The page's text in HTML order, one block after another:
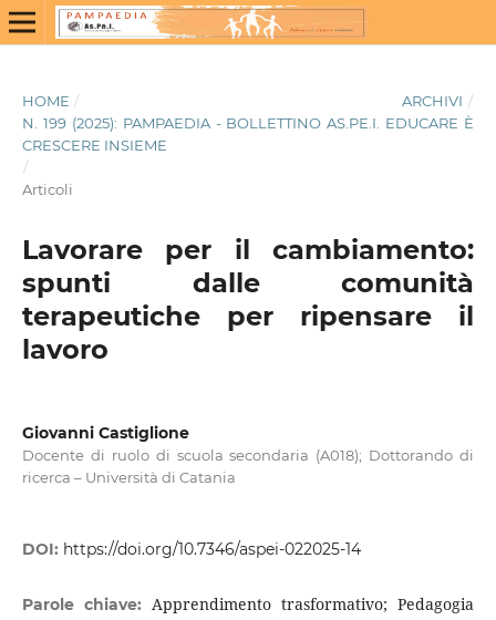
HOME / ARCHIVI /
N. 199 (2025): PAMPAEDIA - BOLLETTINO AS.PE.I. EDUCARE È
CRESCERE INSIEME
/
Articoli
Lavorare per il cambiamento:
spunti dalle comunità
terapeutiche per ripensare il
lavoro
Giovanni Castiglione
Docente di ruolo di scuola secondaria (A018); Dottorando di
ricerca – Università di Catania
DOI: https://doi.org/10.7346/aspei-022025-14
Parole chiave: Apprendimento trasformativo; Pedagogia